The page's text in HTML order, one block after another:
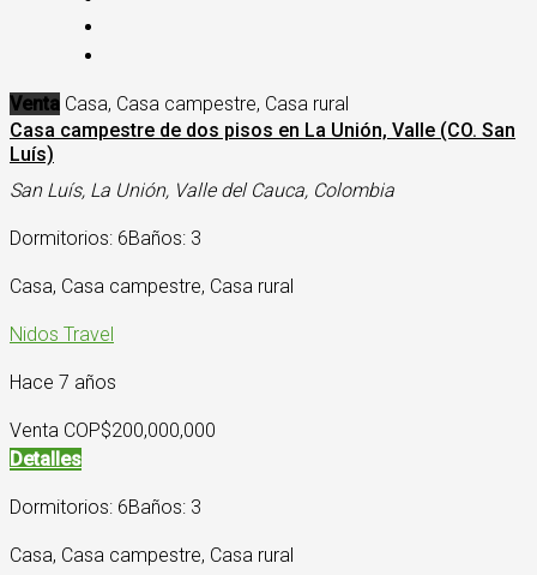
Venta Casa, Casa campestre, Casa rural
Casa campestre de dos pisos en La Unión, Valle (CO. San
Luís)
San Luís, La Unión, Valle del Cauca, Colombia
Dormitorios: 6Baños: 3
Casa, Casa campestre, Casa rural
Nidos Travel
Hace 7 años
Venta COP$200,000,000
Detalles
Dormitorios: 6Baños: 3
Casa, Casa campestre, Casa rural